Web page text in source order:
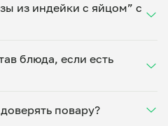
из индейки с яйцом” с
и получите свежее
порции прямо с плиты.
в личном
связаться напрямую в
блюда, если есть
специи, снизит
повару?